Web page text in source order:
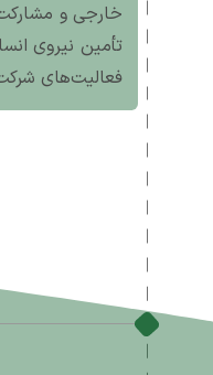
خارجی و
تأمین نیروی
فعالیت‌های